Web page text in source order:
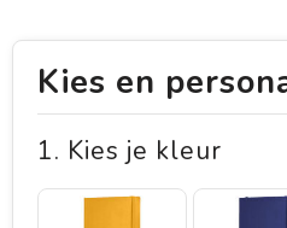
Kies en
1. Kies je kleur